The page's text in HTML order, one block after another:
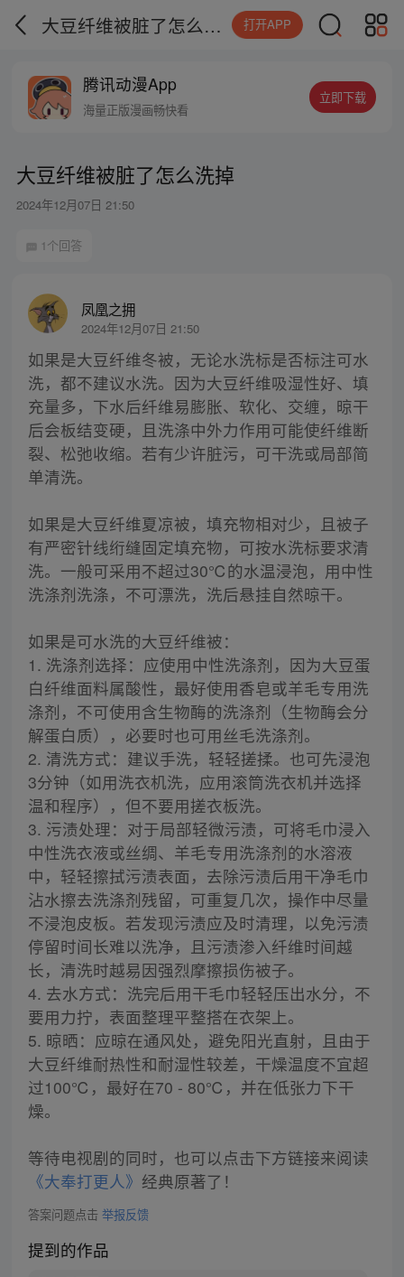
大豆纤维被脏了怎么洗掉 打开APP
腾讯动漫App
海量正版漫画畅快看
立即下载
大豆纤维被脏了怎么洗掉
2024年12月07日 21:50
1个回答
凤凰之拥
2024年12月07日 21:50
如果是大豆纤维冬被，无论水洗标是否标注可水
洗，都不建议水洗。因为大豆纤维吸湿性好、填
充量多，下水后纤维易膨胀、软化、交缠，晾干
后会板结变硬，且洗涤中外力作用可能使纤维断
裂、松弛收缩。若有少许脏污，可干洗或局部简
单清洗。
如果是大豆纤维夏凉被，填充物相对少，且被子
有严密针线绗缝固定填充物，可按水洗标要求清
洗。一般可采用不超过30℃的水温浸泡，用中性
洗涤剂洗涤，不可漂洗，洗后悬挂自然晾干。
如果是可水洗的大豆纤维被：
1. 洗涤剂选择：应使用中性洗涤剂，因为大豆蛋
白纤维面料属酸性，最好使用香皂或羊毛专用洗
涤剂，不可使用含生物酶的洗涤剂（生物酶会分
解蛋白质），必要时也可用丝毛洗涤剂。
2. 清洗方式：建议手洗，轻轻搓揉。也可先浸泡
3分钟（如用洗衣机洗，应用滚筒洗衣机并选择
温和程序），但不要用搓衣板洗。
3. 污渍处理：对于局部轻微污渍，可将毛巾浸入
中性洗衣液或丝绸、羊毛专用洗涤剂的水溶液
中，轻轻擦拭污渍表面，去除污渍后用干净毛巾
沾水擦去洗涤剂残留，可重复几次，操作中尽量
不浸泡皮板。若发现污渍应及时清理，以免污渍
停留时间长难以洗净，且污渍渗入纤维时间越
长，清洗时越易因强烈摩擦损伤被子。
4. 去水方式：洗完后用干毛巾轻轻压出水分，不
要用力拧，表面整理平整搭在衣架上。
5. 晾晒：应晾在通风处，避免阳光直射，且由于
大豆纤维耐热性和耐湿性较差，干燥温度不宜超
过100℃，最好在70 - 80℃，并在低张力下干
燥。
等待电视剧的同时，也可以点击下方链接来阅读
《大奉打更人》 经典原著了！
答案问题点击 举报反馈
提到的作品